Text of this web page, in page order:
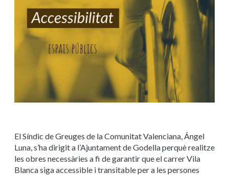
El Síndic de Greuges de la Comunitat Valenciana, Ángel
Luna, s’ha dirigit a l’Ajuntament de Godella perquè realitze
les obres necessàries a fi de garantir que el carrer Vila
Blanca siga accessible i transitable per a les persones